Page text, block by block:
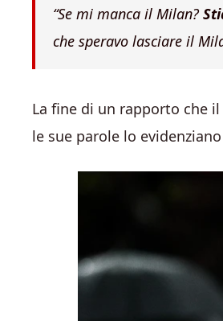
“Se mi manca il Milan?
che speravo lasciare il
La fine di un rapporto che
le sue parole lo